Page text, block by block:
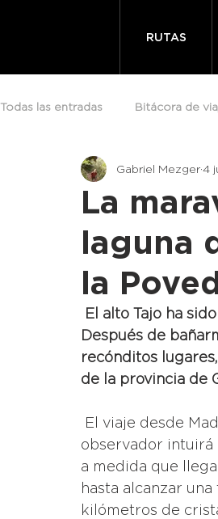
RUTAS
Todas las entradas Bitácora de
La
laguna
la
Gabriel Mezger4
El alto Tajo ha
Después de
recónditos
de la provincia de
observador intuirá
a medida que
hasta alcanzar
kilómetros de